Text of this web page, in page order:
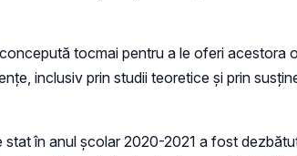
tocmai pentru a le oferi acestora
inclusiv prin studii teoretice și prin
în anul școlar 2020-2021 a fost